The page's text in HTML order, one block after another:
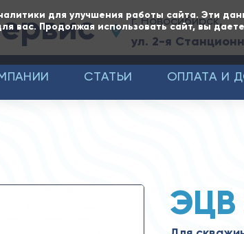
для улучшения работы сайта. Эти
вас. Продолжая использовать сайт, вы
г. Новосибирск,
ул. 2-я
СТАТЬИ ОПЛАТА И
ЭЦВ